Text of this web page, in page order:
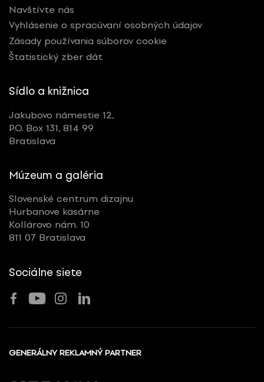
Navštívte nás
Vyhlásenie o spracúvaní osobných údajov
Zásady používania súborov cookie
Štatistický zber dát
Sídlo a knižnica
Jakubovo námestie 12,
P.O. Box 131, 814 99
Bratislava
Múzeum a galéria
Slovenské centrum dizajnu
Hurbanove kasárne
Kollárovo nám. 10
811 07 Bratislava
Sociálne siete
GENERÁLNY REKLAMNÝ PARTNER